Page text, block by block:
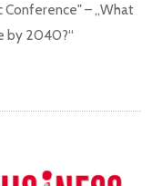
Conference" – „What
by 2040?“